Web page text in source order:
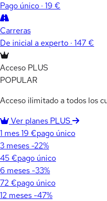
Pago único · 19 €
Carreras
De inicial a experto · 147 €
Acceso PLUS
POPULAR
Acceso ilimitado a todos los
Ver planes PLUS
1 mes19 €pago único
3 meses -22%
45 €pago único
6 meses -33%
72 €pago único
12 meses -47%